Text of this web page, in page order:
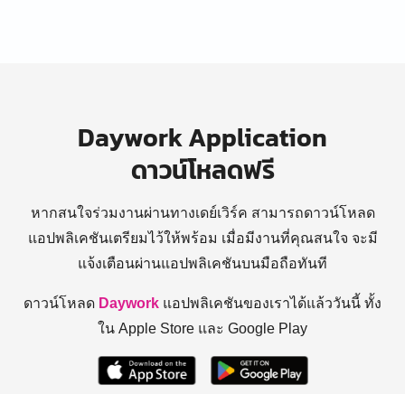
Daywork Application
ดาวน์โหลดฟรี
หากสนใจร่วมงานผ่านทางเดย์เวิร์ค สามารถดาวน์โหลด
แอปพลิเคชันเตรียมไว้ให้พร้อม เมื่อมีงานที่คุณสนใจ จะมี
แจ้งเตือนผ่านแอปพลิเคชันบนมือถือทันที
ดาวน์โหลด Daywork แอปพลิเคชันของเราได้แล้ววันนี้ ทั้ง
ใน Apple Store และ Google Play